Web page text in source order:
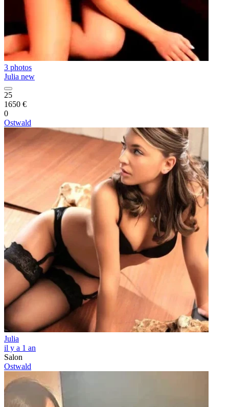
3 photos
Julia new
25
1650 €
0
Ostwald
Julia
il y a 1 an
Salon
Ostwald